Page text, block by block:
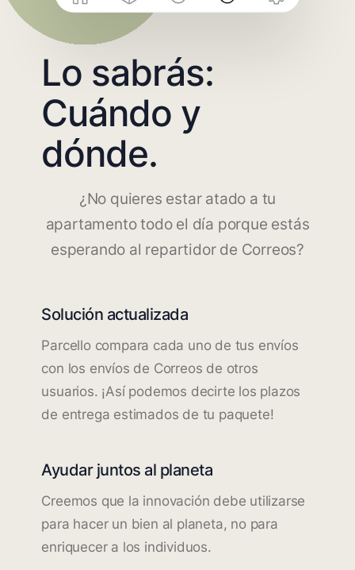
Lo sabrás:
Cuándo y
dónde.
¿No quieres estar atado a tu
apartamento todo el día porque estás
esperando al repartidor de Correos?
Solución actualizada
Parcello compara cada uno de tus envíos
con los envíos de Correos de otros
usuarios. ¡Así podemos decirte los plazos
de entrega estimados de tu paquete!
Ayudar juntos al planeta
Creemos que la innovación debe utilizarse
para hacer un bien al planeta, no para
enriquecer a los individuos.